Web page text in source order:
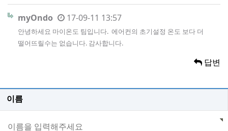
myOndo 17-09-11 13:57
안녕하세요 마이온도 팀입니다. 에어컨의 초기설정 온도 보다 더
떨어뜨릴수는 없습니다. 감사합니다.
답변
이름